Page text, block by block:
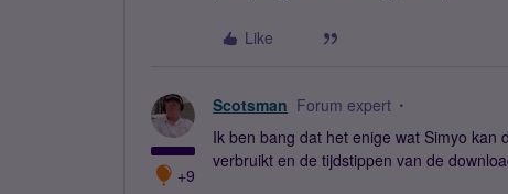
Like
+9
Scotsman Forum expert
Ik ben bang dat het enige wat Simyo kan
verbruikt en de tijdstippen van de